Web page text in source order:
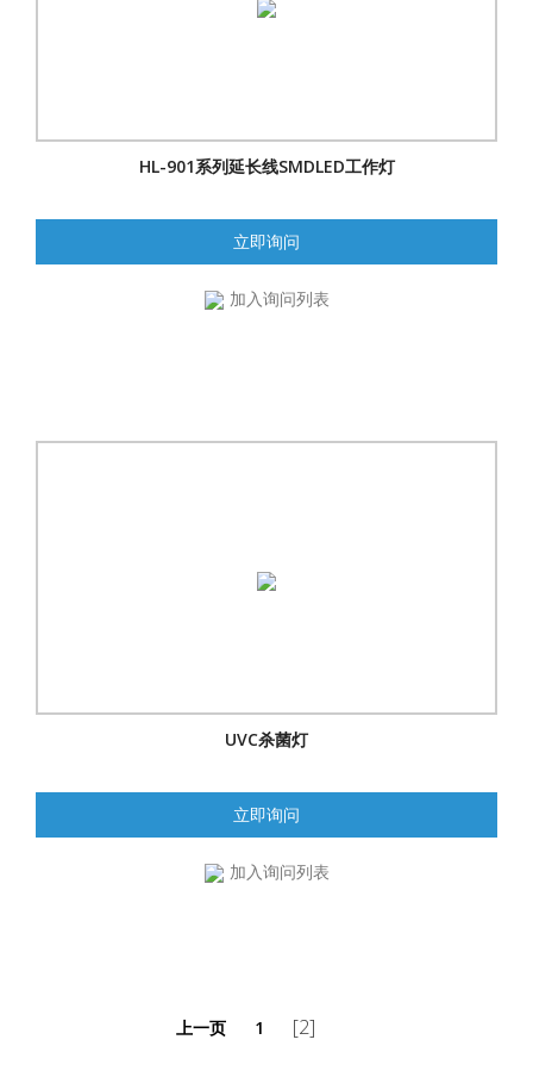
HL-901系列延长线SMDLED工作灯
立即询问
加入询问列表
UVC杀菌灯
立即询问
加入询问列表
上一页 1 [2]